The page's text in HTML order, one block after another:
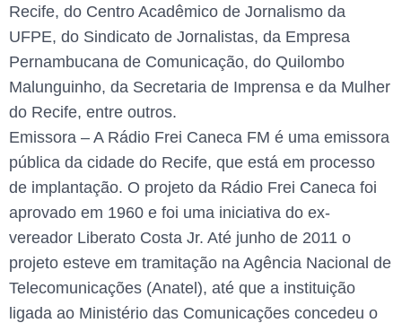
Recife, do Centro Acadêmico de Jornalismo da
UFPE, do Sindicato de Jornalistas, da Empresa
Pernambucana de Comunicação, do Quilombo
Malunguinho, da Secretaria de Imprensa e da Mulher
do Recife, entre outros.
Emissora – A Rádio Frei Caneca FM é uma emissora
pública da cidade do Recife, que está em processo
de implantação. O projeto da Rádio Frei Caneca foi
aprovado em 1960 e foi uma iniciativa do ex-
vereador Liberato Costa Jr. Até junho de 2011 o
projeto esteve em tramitação na Agência Nacional de
Telecomunicações (Anatel), até que a instituição
ligada ao Ministério das Comunicações concedeu o